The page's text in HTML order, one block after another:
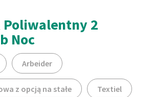
Poliwalentny 2
Noc
Arbeider
z opcją na stałe Textiel